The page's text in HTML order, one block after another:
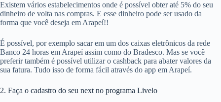
Existem vários estabelecimentos onde é possível obter até 5% do seu
dinheiro de volta nas compras. E esse dinheiro pode ser usado da
forma que você deseja em Arapeí!!
É possível, por exemplo sacar em um dos caixas eletrônicos da rede
Banco 24 horas em Arapeí assim como do Bradesco. Mas se você
preferir também é possível utilizar o cashback para abater valores da
sua fatura. Tudo isso de forma fácil através do app em Arapeí.
2. Faça o cadastro do seu next no programa Livelo